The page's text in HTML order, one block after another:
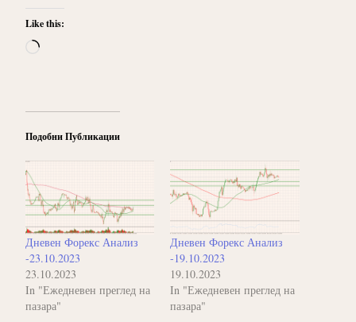
Like this:
Loading…
Подобни Публикации
Дневен Форекс Анализ
-23.10.2023
23.10.2023
In "Ежедневен преглед на
пазара"
Дневен Форекс Анализ
-19.10.2023
19.10.2023
In "Ежедневен преглед на
пазара"